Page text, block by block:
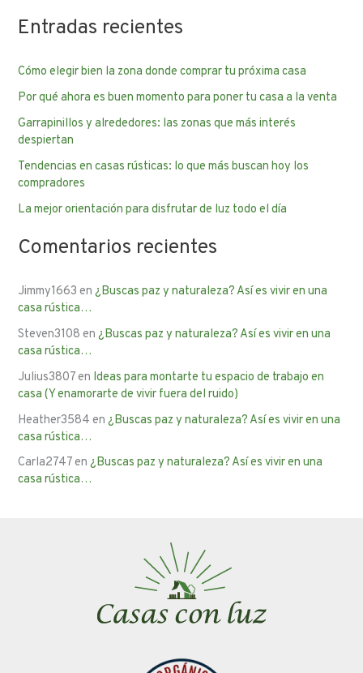
s
a
r
p
o
r
Entradas recientes
Cómo elegir bien la zona donde comprar tu próxima casa
Por qué ahora es buen momento para poner tu casa a la venta
Garrapinillos y alrededores: las zonas que más interés
despiertan
Tendencias en casas rústicas: lo que más buscan hoy los
compradores
La mejor orientación para disfrutar de luz todo el día
Comentarios recientes
Jimmy1663 en¿Buscas paz y naturaleza? Así es vivir en una
casa rústica…
Steven3108 en¿Buscas paz y naturaleza? Así es vivir en una
casa rústica…
Julius3807en Ideas para montarte tu espacio de trabajo en
casa (Y enamorarte de vivir fuera del ruido)
Heather3584 en¿Buscas paz y naturaleza? Así es vivir en una
casa rústica…
Carla2747en¿Buscas paz y naturaleza? Así es vivir en una
casa rústica…